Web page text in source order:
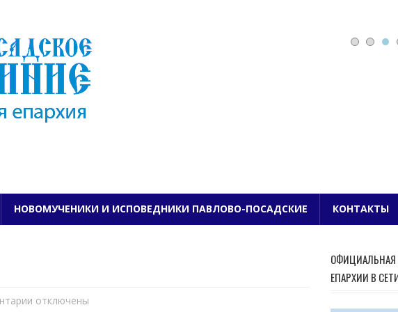
ПАВЛОВО-ПОСАДСКОЕ
НОВОМУЧЕНИКИ И ИСПОВЕДНИКИ ПАВЛОВО-ПОСАДСКИЕ КОНТАКТЫ
котключены
ЕПАРХИИ В